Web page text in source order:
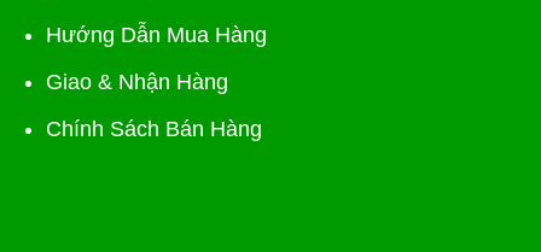
Hướng Dẫn Mua Hàng
Giao & Nhận Hàng
Chính Sách Bán Hàng